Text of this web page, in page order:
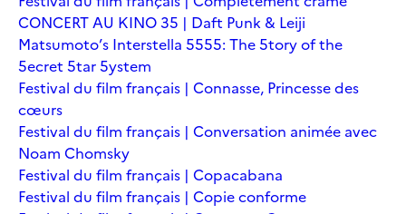
CONCERT AU KINO 35 | Daft Punk & Leiji
Matsumoto’s Interstella 5555: The 5tory of the
5ecret 5tar 5ystem
Festival du film français | Connasse, Princesse des
cœurs
Festival du film français | Conversation animée avec
Noam Chomsky
Festival du film français | Copacabana
Festival du film français | Copie conforme